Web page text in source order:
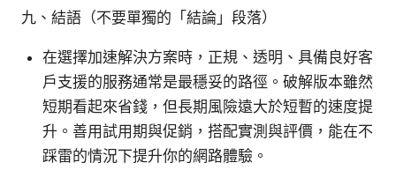
九、結語（不要單獨的「結論」段落）
在選擇加速解決方案時，正規、透明、具備良好客
戶支援的服務通常是最穩妥的路徑。破解版本雖然
短期看起來省錢，但長期風險遠大於短暫的速度提
升。善用試用期與促銷，搭配實測與評價，能在不
踩雷的情況下提升你的網路體驗。